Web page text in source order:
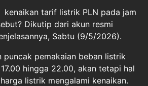
kenaikan tarif listrik PLN pada jam
Dikutip dari akun resmi
Sabtu (9/5/2026).
puncak pemakaian beban listrik
hingga 22.00, akan tetapi hal
listrik mengalami kenaikan.